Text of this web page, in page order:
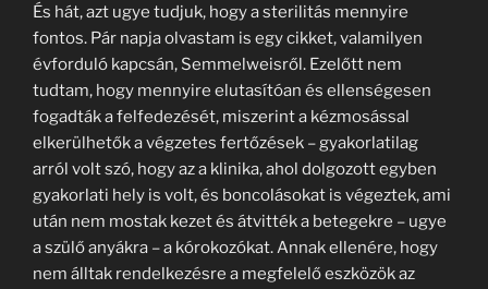
És hát, azt ugye tudjuk, hogy a sterilitás mennyire
fontos. Pár napja olvastam is egy cikket, valamilyen
évforduló kapcsán, Semmelweisről. Ezelőtt nem
tudtam, hogy mennyire elutasítóan és ellenségesen
fogadták a felfedezését, miszerint a kézmosással
elkerülhetők a végzetes fertőzések – gyakorlatilag
arról volt szó, hogy az a klinika, ahol dolgozott egyben
gyakorlati hely is volt, és boncolásokat is végeztek, ami
után nem mostak kezet és átvitték a betegekre – ugye
a szülő anyákra – a kórokozókat. Annak ellenére, hogy
nem álltak rendelkezésre a megfelelő eszközök az